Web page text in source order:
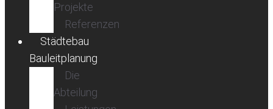
Projekte
Referenzen
Städtebau
Bauleitplanung
Die
Abteilung